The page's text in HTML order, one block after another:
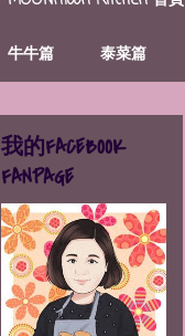
牛牛篇 泰菜篇
我的FACEBOOK
FANPAGE